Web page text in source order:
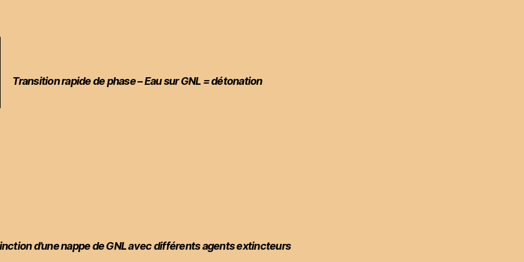
Transition rapide de phase – Eau sur GNL = détonation
d’une nappe de GNL avec différents agents extincteurs